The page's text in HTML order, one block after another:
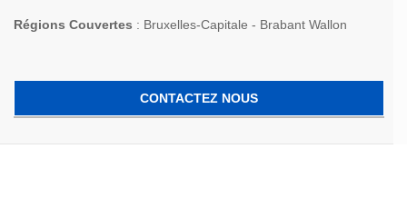
Régions Couvertes : Bruxelles-Capitale - Brabant Wallon
CONTACTEZ NOUS